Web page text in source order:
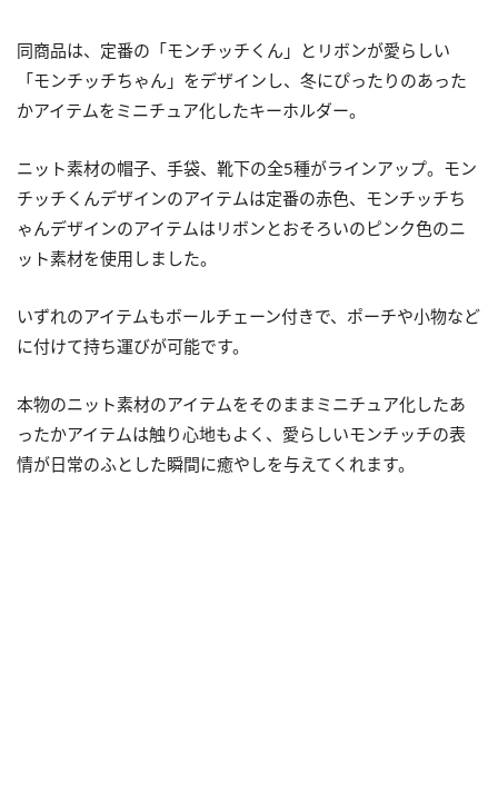
同商品は、定番の「モンチッチくん」とリボンが愛らしい
「モンチッチちゃん」をデザインし、冬にぴったりのあった
かアイテムをミニチュア化したキーホルダー。
ニット素材の帽子、手袋、靴下の全5種がラインアップ。モン
チッチくんデザインのアイテムは定番の赤色、モンチッチち
ゃんデザインのアイテムはリボンとおそろいのピンク色のニ
ット素材を使用しました。
いずれのアイテムもボールチェーン付きで、ポーチや小物など
に付けて持ち運びが可能です。
本物のニット素材のアイテムをそのままミニチュア化したあ
ったかアイテムは触り心地もよく、愛らしいモンチッチの表
情が日常のふとした瞬間に癒やしを与えてくれます。